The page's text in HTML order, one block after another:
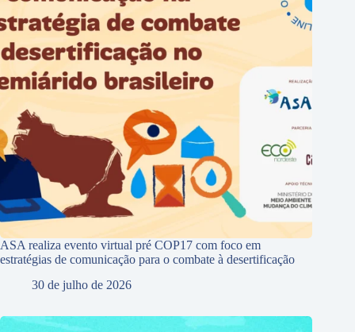
ASA realiza evento virtual pré COP17 com foco em
estratégias de comunicação para o combate à desertificação
30 de julho de 2026